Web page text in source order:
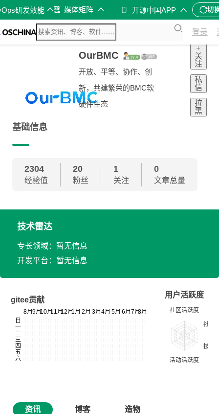
研发效能 媒体矩阵 开源中国APP 切
登录
OurBMC
开放、平等、协作、创
新，共建繁荣的BMC软
硬件生态
+
关
注
私
信
拉
黑
基础信息
2304
经验值
20
粉丝
1
关注
0
文章总量
技术雷达
专长领域：暂无信息
开发平台：暂无信息
gitee贡献
用户活跃度
资讯 博客
造物